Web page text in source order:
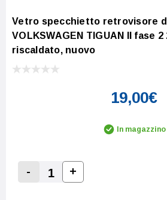
Vetro specchietto retrovisore
VOLKSWAGEN TIGUAN II fase 2
riscaldato, nuovo
19,00€
In magazzino
Decrease Quantity:
-
Increase Quantity:
+